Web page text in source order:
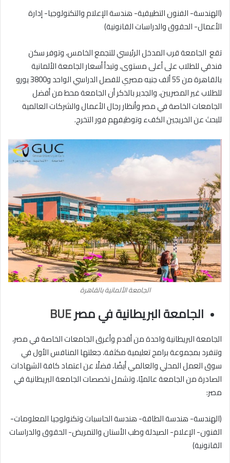
(الهندسة- الفنون التطبيقية- هندسة الإعلام والتكنولوجيا- إدارة
الأعمال- الحقوق والدراسات القانونية)
تقع الجامعة قرب المدخل الرئيسي للتجمع الخامس، وتوفر سكن
فندقي للطلاب على أعلى مستوى، وتبدأ أسعار الجامعة الألمانية
بالقاهرة من 55 ألف جنيه مصري للفصل الدراسي الواحد و3800 يورو
للطلاب غير المصريين، والجدير بالذكر أن الجامعة محط من أفضل
الجامعات الخاصة في مصر وأنظار رجال الأعمال والشركات العالمية
للبحث عن الخريجين الكفء وتوظيفهم فور التخرج.
الجامعة الألمانية بالقاهرة
الجامعة البريطانية في مصرBUE
الجامعة البريطانية واحدة من أقدم وأعرق الجامعات الخاصة في مصر،
وتنفرد بمجموعة برامج تعليمية مكثفة، جعلتها المنافس الأول في
سوق العمل المحلي والعالمي أيضًا، فضلًا عن اعتماد كافة الشهادات
الصادرة من الجامعة عالميًا، وتشمل تخصصات الجامعة البريطانية في
مصر:
(الهندسة- هندسة الطاقة- هندسة الحاسبات وتكنولوجيا المعلومات-
الفنون- الإعلام- الصيدلة وطب الأسنان والتمريض- الحقوق والدراسات
القانونية)